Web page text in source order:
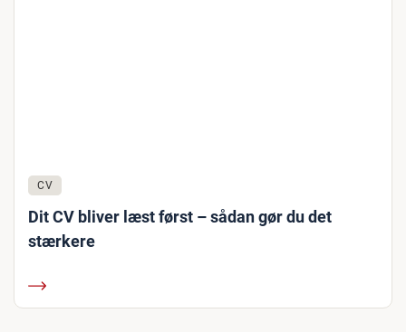
CV
Dit CV bliver læst først – sådan gør du det
stærkere